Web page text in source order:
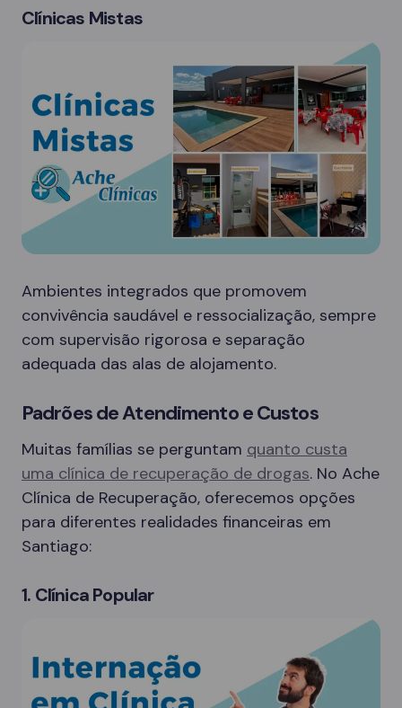
Clínicas Mistas
Ambientes integrados que promovem
convivência saudável e ressocialização, sempre
com supervisão rigorosa e separação
adequada das alas de alojamento.
Padrões de Atendimento e Custos
Muitas famílias se perguntam quanto custa
uma clínica de recuperação de drogas. No Ache
Clínica de Recuperação, oferecemos opções
para diferentes realidades financeiras em
Santiago:
1. Clínica Popular